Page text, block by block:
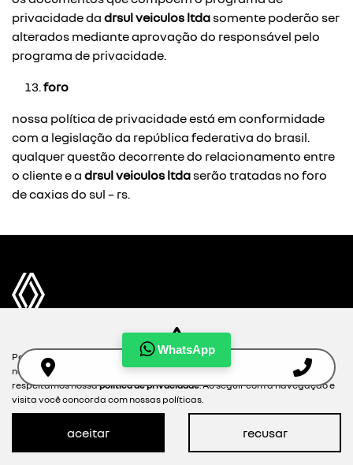
WhatsApp
privacidade da drsul veiculos ltdasomente poderão ser
alterados mediante aprovação do responsável pelo
programa de privacidade.
foro
nossa política de privacidade está em conformidade
com a legislação da república federativa do brasil.
qualquer questão decorrente do relacionamento entre
o cliente e a drsul veiculos ltdaserão tratadas no foro
de caxias do sul – rs.
NOVOS
MAPA DO SITE
Para otimizar sua experiência durante a navegação, fazemos uso de
nossa política de cookies e para proteger seus dados pessoais
respeitamos nossapolítica de privacidade. Ao seguir com a navegação e
visita você concorda com nossas políticas.
aceitar recusar